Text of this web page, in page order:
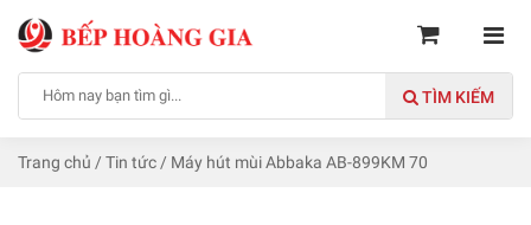
TÌM KIẾM
Trang chủ /Tin tức / Máy hút mùi Abbaka AB-899KM 70